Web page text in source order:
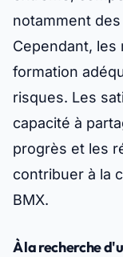
notamment
Cependant,
formation
risques. Les
capacité à
progrès et les
contribuer à la
BMX.
À la recherche